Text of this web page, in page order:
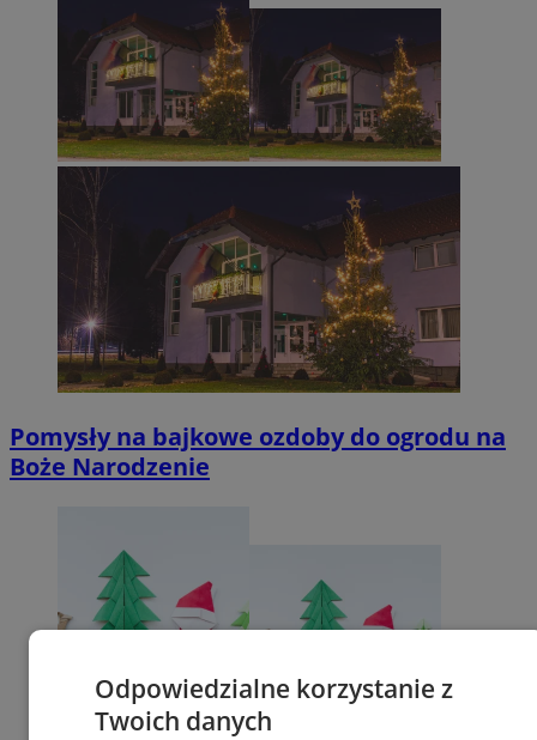
Pomysły na bajkowe ozdoby do ogrodu na
Boże Narodzenie
Odpowiedzialne korzystanie z
Twoich danych